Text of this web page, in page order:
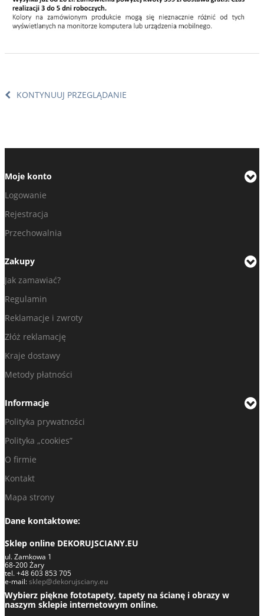
KONTYNUUJ PRZEGLĄDANIE
Moje konto
Logowanie
Rejestracja
Przechowalnia
Zakupy
Jak zamawiać?
Regulamin
Reklamacje i zwroty
Złóż reklamację
Kraje dostawy
Metody płatności
Informacje
Polityka prywatności
Polityka „cookies”
O firmie
Kontakt
Mapa strony
Dane kontaktowe:
Sklep online DEKORUJSCIANY.EU
ul. Zamkowa 1
68-200 Żary
tel. +48 603 853 705
e-mail:sklep@dekorujsciany.eu
Wybierz piękne fototapety, tapety na ścianę i obrazy w
naszym sklepie internetowym online.